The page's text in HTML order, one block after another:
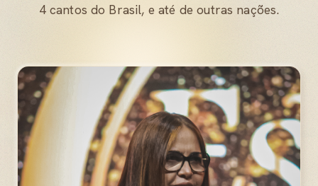
4 cantos do Brasil, e até de outras nações.